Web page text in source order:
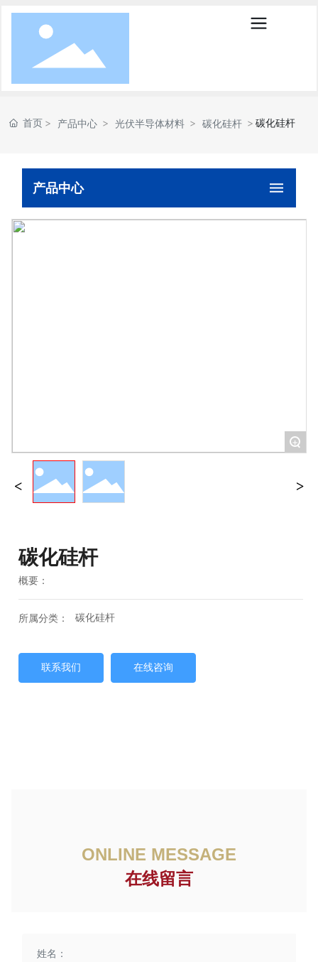
首页 产品中心 光伏半导体材料 碳化硅杆 碳化硅杆
产品中心
+
碳化硅杆
概要：
所属分类： 碳化硅杆
联系我们 在线咨询
ONLINE MESSAGE
在线留言